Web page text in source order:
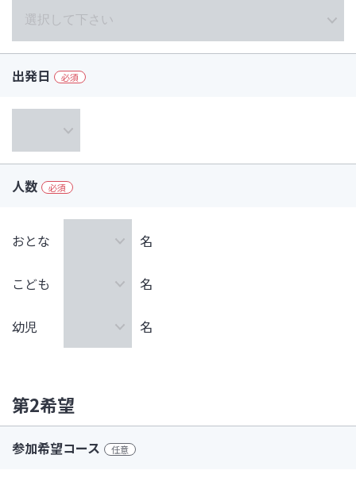
出発日 必須
人数 必須
おとな 名
こども 名
幼児 名
第2希望
参加希望コース 任意